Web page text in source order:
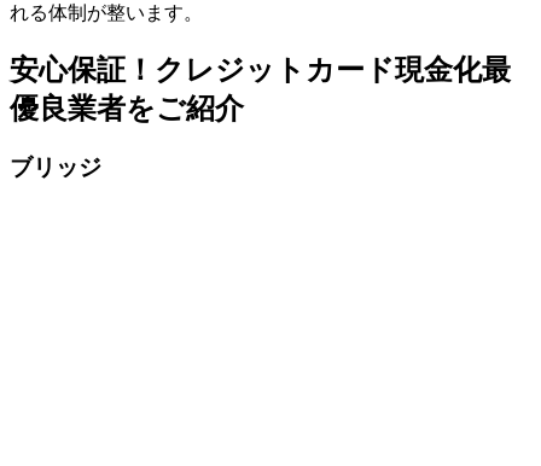
れる体制が整います。
安心保証！クレジットカード現金化最
優良業者をご紹介
ブリッジ